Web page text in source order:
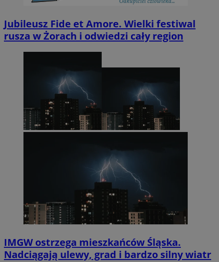
Jubileusz Fide et Amore. Wielki festiwal
rusza w Żorach i odwiedzi cały region
IMGW ostrzega mieszkańców Śląska.
Nadciągają ulewy, grad i bardzo silny wiatr